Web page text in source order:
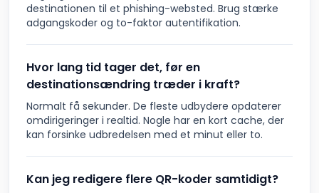
destinationen til et phishing-websted. Brug stærke
adgangskoder og to-faktor autentifikation.
Hvor lang tid tager det, før en
destinationsændring træder i kraft?
Normalt få sekunder. De fleste udbydere opdaterer
omdirigeringer i realtid. Nogle har en kort cache, der
kan forsinke udbredelsen med et minut eller to.
Kan jeg redigere flere QR-koder samtidigt?